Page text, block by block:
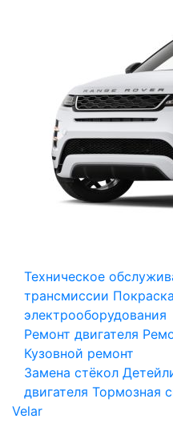
Техническое
трансмиссии
электрооборудования
Ремонт двигателя
Кузовной ремонт
Замена стёкол
двигателя Тормозная
Velar